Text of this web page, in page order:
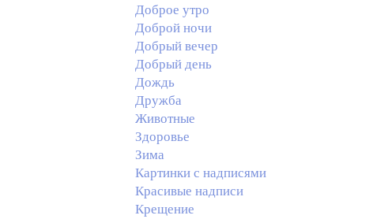
Доброе утро
Доброй ночи
Добрый вечер
Добрый день
Дождь
Дружба
Животные
Здоровье
Зима
Картинки с надписями
Красивые надписи
Крещение